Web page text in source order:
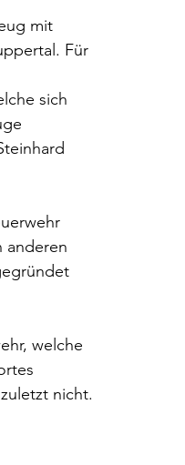
mit
Für
sich
anderen
welche
nicht.